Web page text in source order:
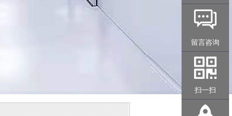
留言咨询
扫一扫